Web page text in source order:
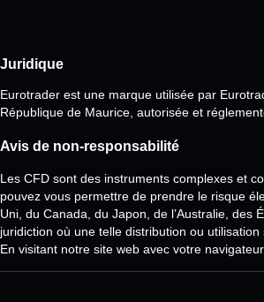
Juridique
Eurotrader est une marque utilisée par
République de Maurice, autorisée et
Avis de non-responsabilité
Les CFD sont des instruments complexes et
pouvez vous permettre de prendre le risque
Uni, du Canada, du Japon, de l’Australie,
juridiction où une telle distribution ou
En visitant notre site web avec votre